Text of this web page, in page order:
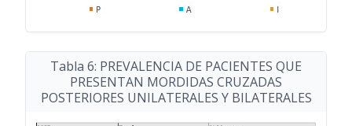
Tabla 6: PREVALENCIA DE PACIENTES QUE
PRESENTAN MORDIDAS CRUZADAS
POSTERIORES UNILATERALES Y BILATERALES